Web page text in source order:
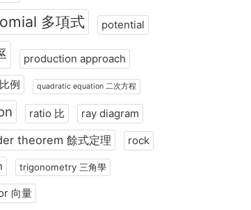
多項式 potential
production approach
例 quadratic equation 二次方程
ratio 比 ray diagram
theorem 餘式定理
rock
trigonometry 三角學
向量